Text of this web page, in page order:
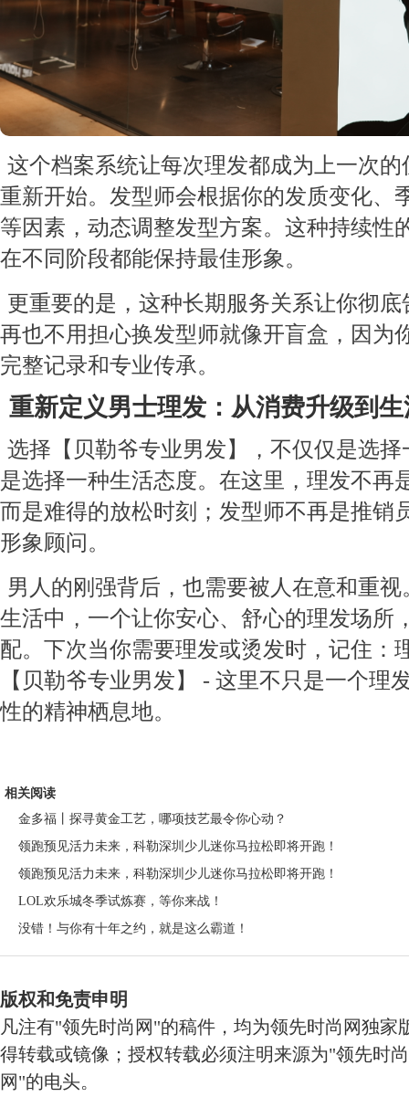
这个档案系统让每次理发都成为上一次
重新开始。发型师会根据你的发质变化、
等因素，动态调整发型方案。这种持续性
在不同阶段都能保持最佳形象。
更重要的是，这种长期服务关系让你彻
再也不用担心换发型师就像开盲盒，因为
完整记录和专业传承。
重新定义男士理发：从消费升级到
选择【贝勒爷专业男发】，不仅仅是选
是选择一种生活态度。在这里，理发不再
而是难得的放松时刻；发型师不再是推销
形象顾问。
男人的刚强背后，也需要被人在意和重
生活中，一个让你安心、舒心的理发场所
配。下次当你需要理发或烫发时，记住：
【贝勒爷专业男发】 - 这里不只是一个理
性的精神栖息地。
相关阅读
金多福丨探寻黄金工艺，哪项技艺最令你心动？
领跑预见活力未来，科勒深圳少儿迷你马拉松即将开跑！
领跑预见活力未来，科勒深圳少儿迷你马拉松即将开跑！
LOL欢乐城冬季试炼赛，等你来战！
没错！与你有十年之约，就是这么霸道！
版权和免责申明
凡注有"领先时尚网"的稿件，均为领先时尚网独家
得转载或镜像；授权转载必须注明来源为"领先时
网"的电头。